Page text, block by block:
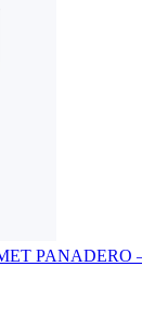
PANADERO